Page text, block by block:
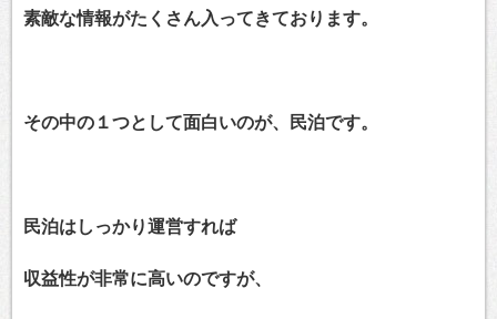
素敵な情報がたくさん入ってきております。
その中の１つとして面白いのが、民泊です。
民泊はしっかり運営すれば
収益性が非常に高いのですが、